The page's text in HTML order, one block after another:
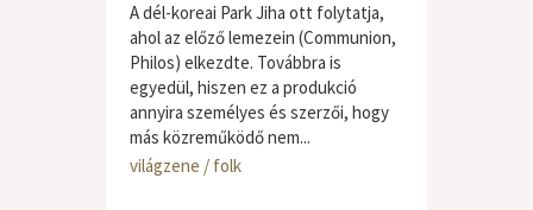
A dél-koreai Park Jiha ott folytatja,
ahol az előző lemezein (Communion,
Philos) elkezdte. Továbbra is
egyedül, hiszen ez a produkció
annyira személyes és szerzői, hogy
más közreműködő nem...
világzene / folk